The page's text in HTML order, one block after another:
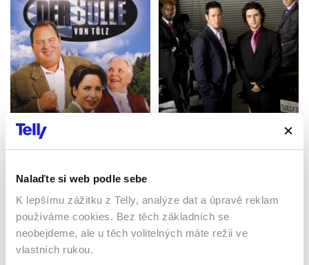
Nalaďte si web podle sebe
K lepšímu zážitku z Telly, analýze dat a úpravě reklam
používáme cookies. Bez těch základních se
neobejdeme, ale u těch volitelných máte režii ve
vlastních rukou.
Big Ben
Sledujte kdekoliv až na 6 zařízeních